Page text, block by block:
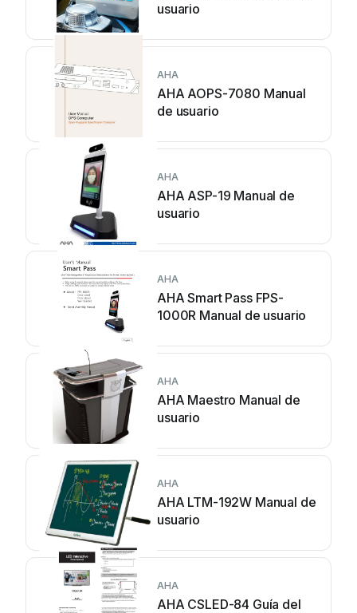
usuario
AHA
AHA AOPS-7080 Manual
de usuario
AHA
AHA ASP-19 Manual de
usuario
AHA
AHA Smart Pass FPS-
1000R Manual de usuario
AHA
AHA Maestro Manual de
usuario
AHA
AHA LTM-192W Manual de
usuario
AHA
AHA CSLED-84 Guía del